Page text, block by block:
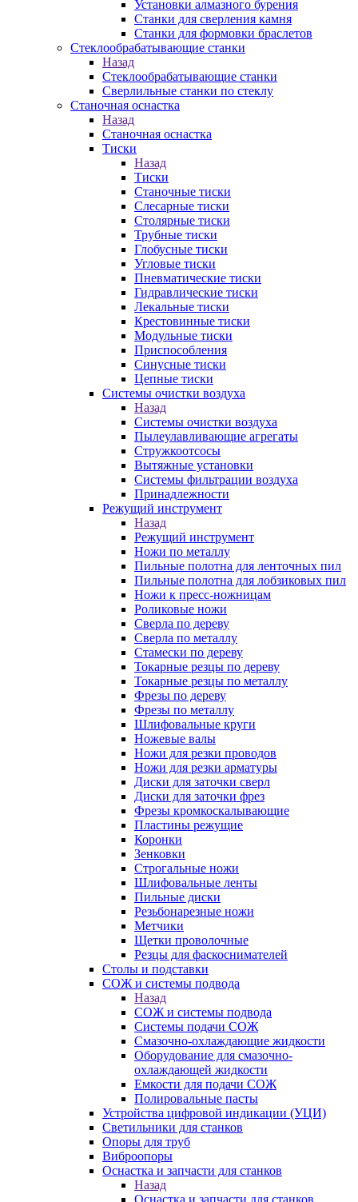
Установки алмазного бурения
Станки для сверления камня
Станки для формовки браслетов
Стеклообрабатывающие станки
Назад
Стеклообрабатывающие станки
Сверлильные станки по стеклу
Станочная оснастка
Назад
Станочная оснастка
Тиски
Назад
Тиски
Станочные тиски
Слесарные тиски
Столярные тиски
Трубные тиски
Глобусные тиски
Угловые тиски
Пневматические тиски
Гидравлические тиски
Лекальные тиски
Крестовинные тиски
Модульные тиски
Приспособления
Синусные тиски
Цепные тиски
Системы очистки воздуха
Назад
Системы очистки воздуха
Пылеулавливающие агрегаты
Стружкоотсосы
Вытяжные установки
Системы фильтрации воздуха
Принадлежности
Режущий инструмент
Назад
Режущий инструмент
Ножи по металлу
Пильные полотна для ленточных пил
Пильные полотна для лобзиковых пил
Ножи к пресс-ножницам
Роликовые ножи
Сверла по дереву
Сверла по металлу
Стамески по дереву
Токарные резцы по дереву
Токарные резцы по металлу
Фрезы по дереву
Фрезы по металлу
Шлифовальные круги
Ножевые валы
Ножи для резки проводов
Ножи для резки арматуры
Диски для заточки сверл
Диски для заточки фрез
Фрезы кромкоскалывающие
Пластины режущие
Коронки
Зенковки
Строгальные ножи
Шлифовальные ленты
Пильные диски
Резьбонарезные ножи
Метчики
Щетки проволочные
Резцы для фаскоснимателей
Столы и подставки
СОЖ и системы подвода
Назад
СОЖ и системы подвода
Системы подачи СОЖ
Смазочно-охлаждающие жидкости
Оборудование для смазочно-
охлаждающей жидкости
Емкости для подачи СОЖ
Полировальные пасты
Устройства цифровой индикации (УЦИ)
Светильники для станков
Опоры для труб
Виброопоры
Оснастка и запчасти для станков
Назад
Оснастка и запчасти для станков